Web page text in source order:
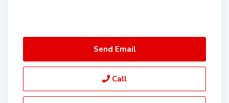
Send Email
Call